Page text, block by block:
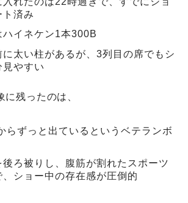
ト済み
ハイネケン1本300B
に太い柱があるが、3列目の席でもシ
見やすい
に残ったのは、
らずっと出ているというベテランボ
後ろ被りし、腹筋が割れたスポーツ
、ショー中の存在感が圧倒的